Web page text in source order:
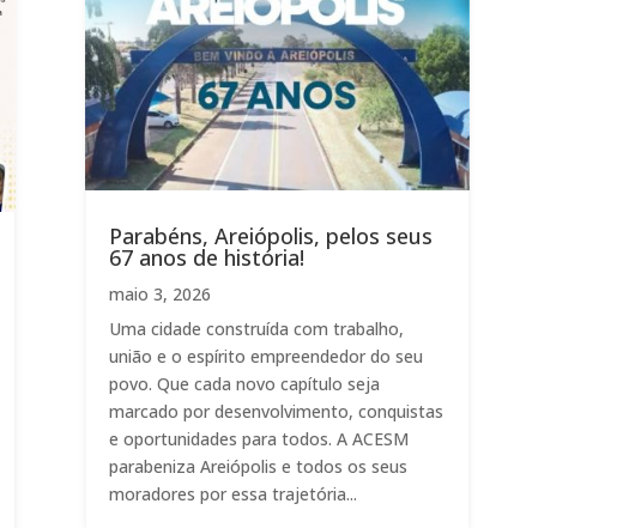
Parabéns, Areiópolis, pelos seus
67 anos de história!
maio 3, 2026
Uma cidade construída com trabalho,
união e o espírito empreendedor do seu
povo. Que cada novo capítulo seja
marcado por desenvolvimento, conquistas
e oportunidades para todos. A ACESM
parabeniza Areiópolis e todos os seus
moradores por essa trajetória...